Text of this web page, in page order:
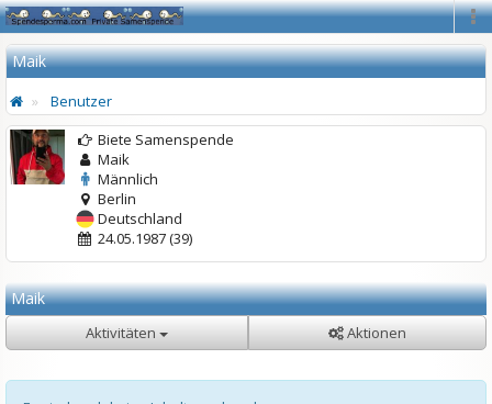
Maik
Benutzer
Biete Samenspende
Maik
Männlich
Berlin
Deutschland
24.05.1987 (39)
Maik
Aktivitäten Aktionen